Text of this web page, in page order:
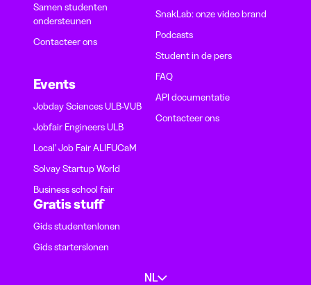
Samen studenten
ondersteunen
Contacteer ons
Events
Jobday Sciences ULB-VUB
Jobfair Engineers ULB
Local' Job Fair ALIFUCaM
Solvay Startup World
Business school fair
SnakLab: onze video brand
Podcasts
Student in de pers
FAQ
API documentatie
Contacteer ons
Gratis stuff
Gids studentenlonen
Gids starterslonen
NL